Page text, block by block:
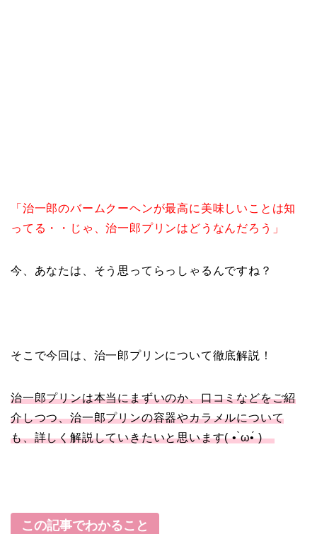
「治一郎のバームクーヘンが最高に美味しいことは知
ってる・・じゃ、治一郎プリンはどうなんだろう」
今、あなたは、そう思ってらっしゃるんですね？
そこで今回は、治一郎プリンについて徹底解説！
治一郎プリンは本当にまずいのか、口コミなどをご紹
介しつつ、治一郎プリンの容器やカラメルについて
も、詳しく解説していきたいと思います( • ̀ω•́ )ゞ
この記事でわかること